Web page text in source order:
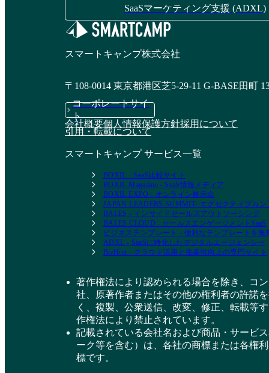
SaaSマーケティング支援 (ADXL)
スマートキャンプ株式会社
〒108-0014 東京都港区芝5-29-11 G-BASE田町
コーポレートサイ
ト
会社概要個人情報保護方針採用について
引用・転載について
スマートキャンプ サービス一覧
BOXIL - SaaS比較サイト
BOXIL Magazine - SaaS情報メディア
BOXIL EXPO - オンライン展示会
JAPAN LEADERS SUMMIT- エグゼクティブカン
BALES - インサイドセールスアウトソーシング
BALES CLOUD - セールスエンゲージメントSaaS
ビジネステンプレート - 便利なテンプレートを無
ADXL - SaaSに特化したデジタルエージェンシー
BizHint - クラウド活用と生産性向上の専門サイト
著作権法により認められる場合を除き、コ
社、原著作者またはその他の権利者の許諾
く、複製、公衆送信、改変、修正、転載等
作権法により禁止されています。
記載されている会社名および商品・サービ
ーク等を含む）は、各社の商標または各権
標です。